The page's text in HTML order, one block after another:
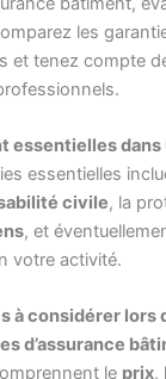
les
et tenez compte
essentielles dans
essentielles
civile, la
, et
votre activité.
à considérer lors
d’assurance
le prix,